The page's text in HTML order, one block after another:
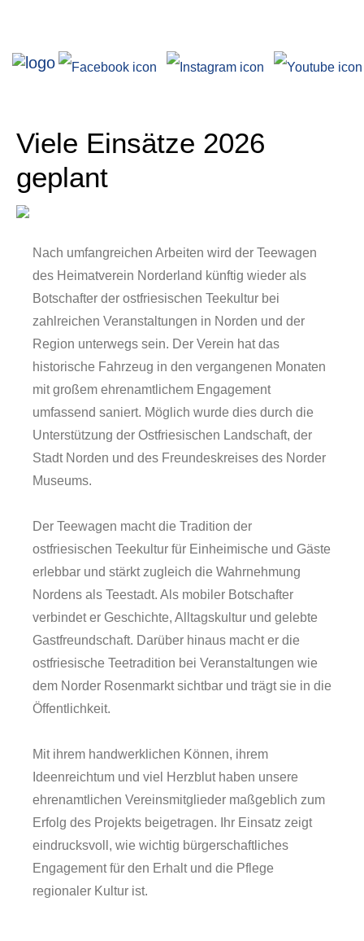
Angebote
Über uns
Viele Einsätze 2026
geplant
Nach umfangreichen Arbeiten wird der Teewagen
des Heimatverein Norderland künftig wieder als
Botschafter der ostfriesischen Teekultur bei
zahlreichen Veranstaltungen in Norden und der
Region unterwegs sein. Der Verein hat das
historische Fahrzeug in den vergangenen Monaten
mit großem ehrenamtlichem Engagement
umfassend saniert. Möglich wurde dies durch die
Unterstützung der Ostfriesischen Landschaft, der
Stadt Norden und des Freundeskreises des Norder
Museums.
Der Teewagen macht die Tradition der
ostfriesischen Teekultur für Einheimische und Gäste
erlebbar und stärkt zugleich die Wahrnehmung
Nordens als Teestadt. Als mobiler Botschafter
verbindet er Geschichte, Alltagskultur und gelebte
Gastfreundschaft. Darüber hinaus macht er die
ostfriesische Teetradition bei Veranstaltungen wie
dem Norder Rosenmarkt sichtbar und trägt sie in die
Öffentlichkeit.
Mit ihrem handwerklichen Können, ihrem
Ideenreichtum und viel Herzblut haben unsere
ehrenamtlichen Vereinsmitglieder maßgeblich zum
Erfolg des Projekts beigetragen. Ihr Einsatz zeigt
eindrucksvoll, wie wichtig bürgerschaftliches
Engagement für den Erhalt und die Pflege
regionaler Kultur ist.